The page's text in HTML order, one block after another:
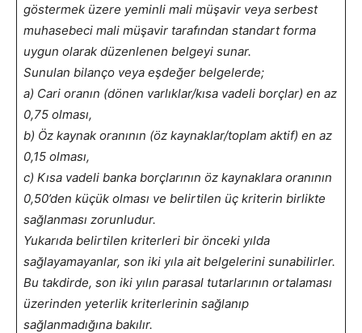
göstermek üzere yeminli mali müşavir veya serbest
muhasebeci mali müşavir tarafından standart forma
uygun olarak düzenlenen belgeyi sunar.
Sunulan bilanço veya eşdeğer belgelerde;
a) Cari oranın (dönen varlıklar/kısa vadeli borçlar) en az
0,75 olması,
b) Öz kaynak oranının (öz kaynaklar/toplam aktif) en az
0,15 olması,
c) Kısa vadeli banka borçlarının öz kaynaklara oranının
0,50’den küçük olması ve belirtilen üç kriterin birlikte
sağlanması zorunludur.
Yukarıda belirtilen kriterleri bir önceki yılda
sağlayamayanlar, son iki yıla ait belgelerini sunabilirler.
Bu takdirde, son iki yılın parasal tutarlarının ortalaması
üzerinden yeterlik kriterlerinin sağlanıp
sağlanmadığına bakılır.